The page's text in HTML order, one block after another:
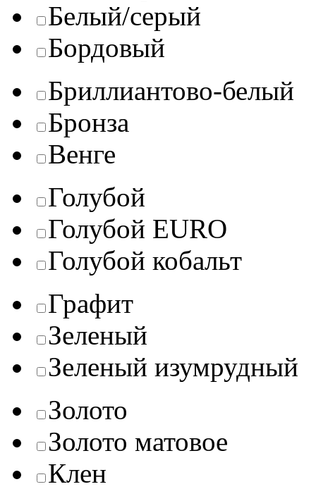
Белый/серый
Бордовый
Бриллиантово-белый
Бронза
Венге
Голубой
Голубой EURO
Голубой кобальт
Графит
Зеленый
Зеленый изумрудный
Золото
Золото матовое
Клен